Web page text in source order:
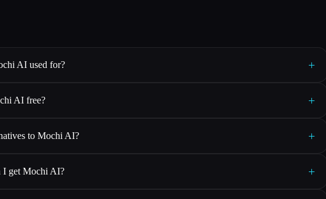
AI used for? +
AI free? +
to Mochi AI? +
I get Mochi AI? +